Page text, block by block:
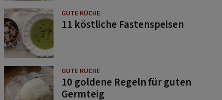
GUTE KÜCHE
11 köstliche Fastenspeisen
GUTE KÜCHE
10 goldene Regeln für guten
Germteig